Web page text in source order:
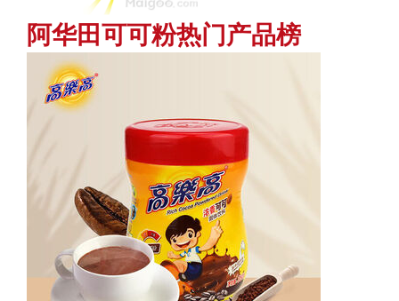
阿华田可可粉热门产品榜